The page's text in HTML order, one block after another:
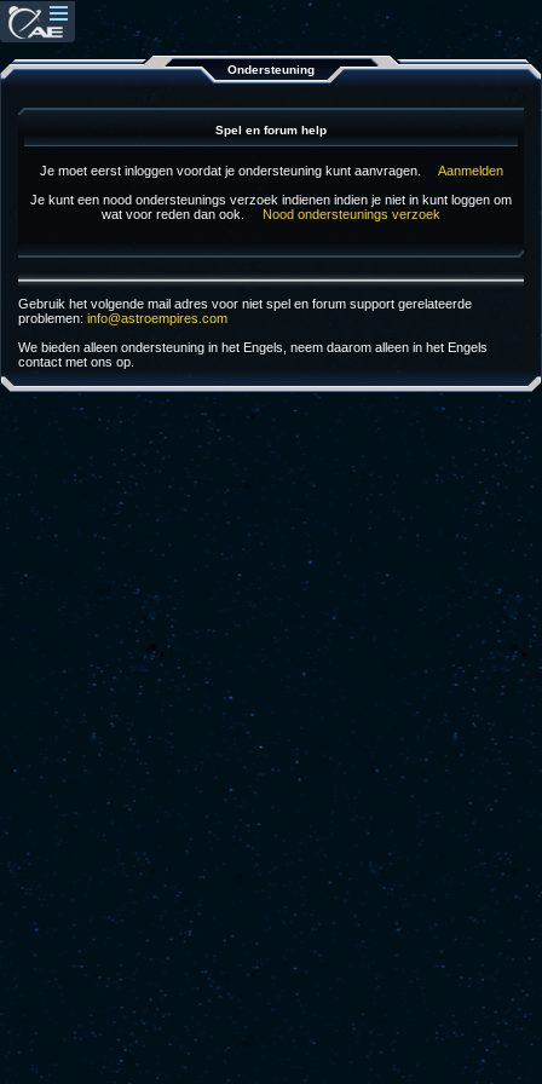
Ondersteuning
Spel en forum help
Je moet eerst inloggen voordat je ondersteuning kunt aanvragen. Aanmelden
Je kunt een nood ondersteunings verzoek indienen indien je niet in kunt loggen om
wat voor reden dan ook. Nood ondersteunings verzoek
Gebruik het volgende mail adres voor niet spel en forum support gerelateerde
problemen: info@astroempires.com
We bieden alleen ondersteuning in het Engels, neem daarom alleen in het Engels
contact met ons op.